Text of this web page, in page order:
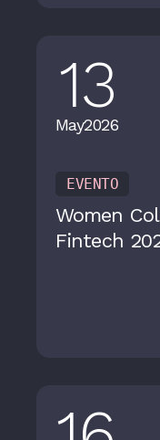
13
May2026
EVENTO
Women
Fintech